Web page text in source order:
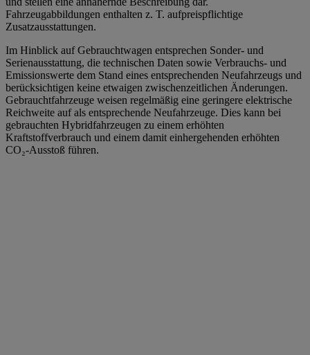
Fahrzeugabbildungen enthalten z. T. aufpreispflichtige
Zusatzausstattungen.
Im Hinblick auf Gebrauchtwagen entsprechen Sonder- und
Serienausstattung, die technischen Daten sowie Verbrauchs- und
Emissionswerte dem Stand eines entsprechenden Neufahrzeugs und
berücksichtigen keine etwaigen zwischenzeitlichen Änderungen.
Gebrauchtfahrzeuge weisen regelmäßig eine geringere elektrische
Reichweite auf als entsprechende Neufahrzeuge. Dies kann bei
gebrauchten Hybridfahrzeugen zu einem erhöhten
Kraftstoffverbrauch und einem damit einhergehenden erhöhten
CO₂-Ausstoß führen.